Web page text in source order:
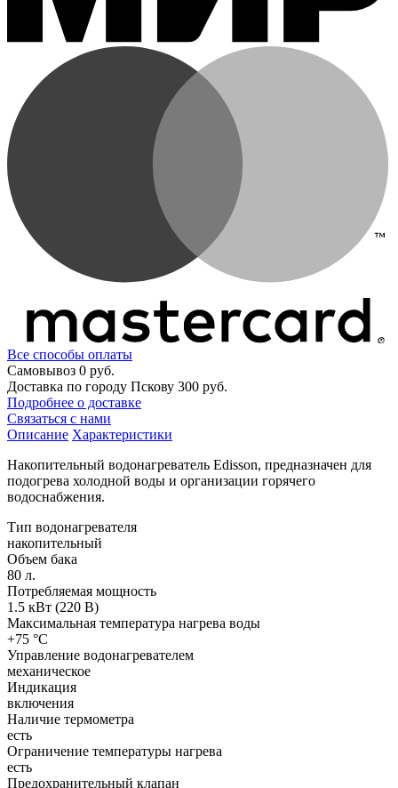
Все способы оплаты
Самовывоз 0 руб.
Доставка по городу Пскову 300 руб.
Подробнее о доставке
Связаться с нами
Описание Характеристики
Накопительный водонагреватель Edisson, предназначен для
подогрева холодной воды и организации горячего
водоснабжения.
Тип водонагревателя
накопительный
Объем бака
80 л.
Потребляемая мощность
1.5 кВт (220 В)
Максимальная температура нагрева воды
+75 °С
Управление водонагревателем
механическое
Индикация
включения
Наличие термометра
есть
Ограничение температуры нагрева
есть
Предохранительный клапан